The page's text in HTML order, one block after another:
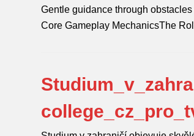
Gentle guidance through
Core Gameplay MechanicsThe